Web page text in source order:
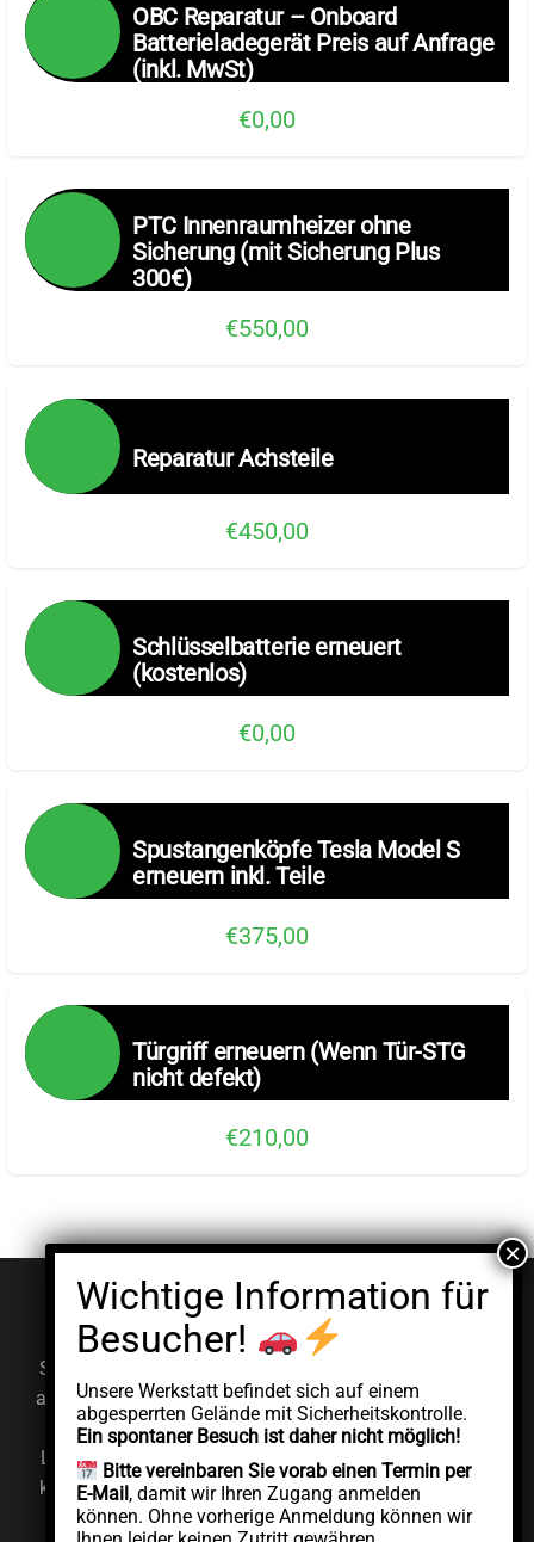
OBC Reparatur – Onboard
Batterieladegerät Preis auf Anfrage
(inkl. MwSt)
€0,00
PTC Innenraumheizer ohne
Sicherung (mit Sicherung Plus
300€)
€550,00
Reparatur Achsteile
€450,00
Schlüsselbatterie erneuert
(kostenlos)
€0,00
Spustangenköpfe Tesla Model S
erneuern inkl. Teile
€375,00
Türgriff erneuern (Wenn Tür-STG
nicht defekt)
€210,00
© EV Clinic 2026
Impressum Datenschutzerklärung
Serviceleistungen, Diagnosen und Reparaturen werden
ausschließlich von der autorisierten juristischen Person
AddCycle GMBH durchgeführt, die unabhängig unter
Lizenz der Marke EV Clinic agiert. EV Clinic übernimmt
keine Verantwortung für die Ausführung, das Ergebnis,
die Preisgestaltung, die Gewährleistung oder etwaige
Unsere Werkstatt befindet sich auf einem
abgesperrten Gelände mit Sicherheitskontrolle.
Ein spontaner Besuch ist daher nicht möglich!
Bitte vereinbaren Sie vorab einen Termin per
E-Mail, damit wir Ihren Zugang anmelden
können. Ohne vorherige Anmeldung können wir